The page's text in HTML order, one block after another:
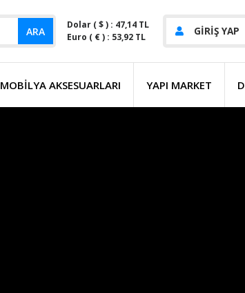
ARA
Dolar ( $ ) : 47,14 TL
Euro ( € ) : 53,92 TL
GIRIŞ YAP
MOBILYA AKSESUARLARI YAPI MARKET